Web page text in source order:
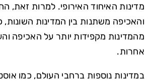
מדינות האיחוד האירופי. למרות זאת,
והאכיפה משתנות בין המדינות
מהמדינות מקפידות יותר על האכיפה
אחרות.
במדינות נוספות ברחבי העולם, כמו